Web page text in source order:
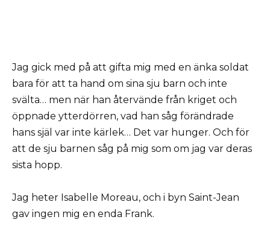
Jag gick med på att gifta mig med en änka soldat
bara för att ta hand om sina sju barn och inte
svälta… men när han återvände från kriget och
öppnade ytterdörren, vad han såg förändrade
hans själ var inte kärlek… Det var hunger. Och för
att de sju barnen såg på mig som om jag var deras
sista hopp.
Jag heter Isabelle Moreau, och i byn Saint-Jean
gav ingen mig en enda Frank.